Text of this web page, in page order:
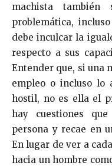
machista
problemática,
debe inculcar la
respecto a sus
Entender que, si una
empleo o incluso lo
hostil, no es ella el
hay cuestiones
persona y recae en
En lugar de ver a
hacia un hombre